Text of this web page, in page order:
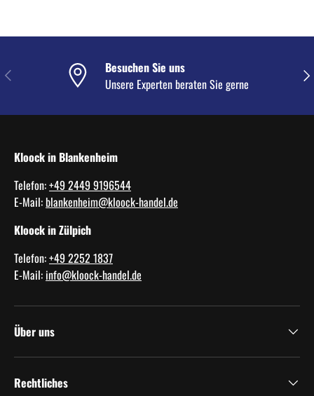
VORHERIGE
Besuchen Sie uns
Unsere Experten beraten Sie gerne
Kloock in Blankenheim
Telefon:+49 2449 9196544
E-Mail:blankenheim@kloock-handel.de
Kloock in Zülpich
Telefon:+49 2252 1837
E-Mail: info@kloock-handel.de
Über uns
Rechtliches